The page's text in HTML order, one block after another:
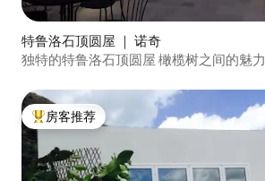
特鲁洛石顶圆屋 ｜ 诺奇
独特的特鲁洛石顶圆屋 橄榄树之间的魅力
热门「房客推荐」
房客推荐